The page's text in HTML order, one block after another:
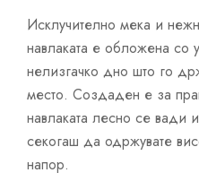
Исклучително мека и
навлаката е обложена со
нелизгачко дно што го
место. Создаден е за
навлаката лесно се вади
секогаш да одржувате
напор.